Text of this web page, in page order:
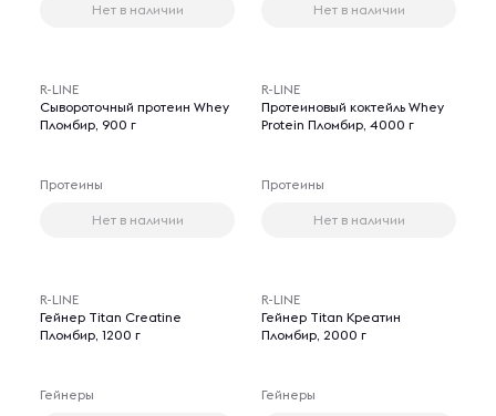
Нет в наличии Нет в наличии
R-LINE
Сывороточный протеин Whey
Пломбир, 900 г
Протеины
Нет в наличии
R-LINE
Протеиновый коктейль Whey
Protein Пломбир, 4000 г
Протеины
Нет в наличии
R-LINE
Гейнер Titan Creatine
Пломбир, 1200 г
Гейнеры
R-LINE
Гейнер Titan Креатин
Пломбир, 2000 г
Гейнеры